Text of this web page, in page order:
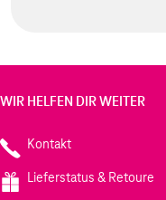
WIR HELFEN DIR WEITER
Kontakt
Lieferstatus & Retoure